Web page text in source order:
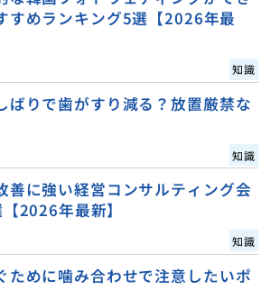
すめランキング5選【2026年最
知識
ばりで歯がすり減る？放置厳禁な
知識
善に強い経営コンサルティング会
2026年最新】
知識
ために噛み合わせで注意したいポ